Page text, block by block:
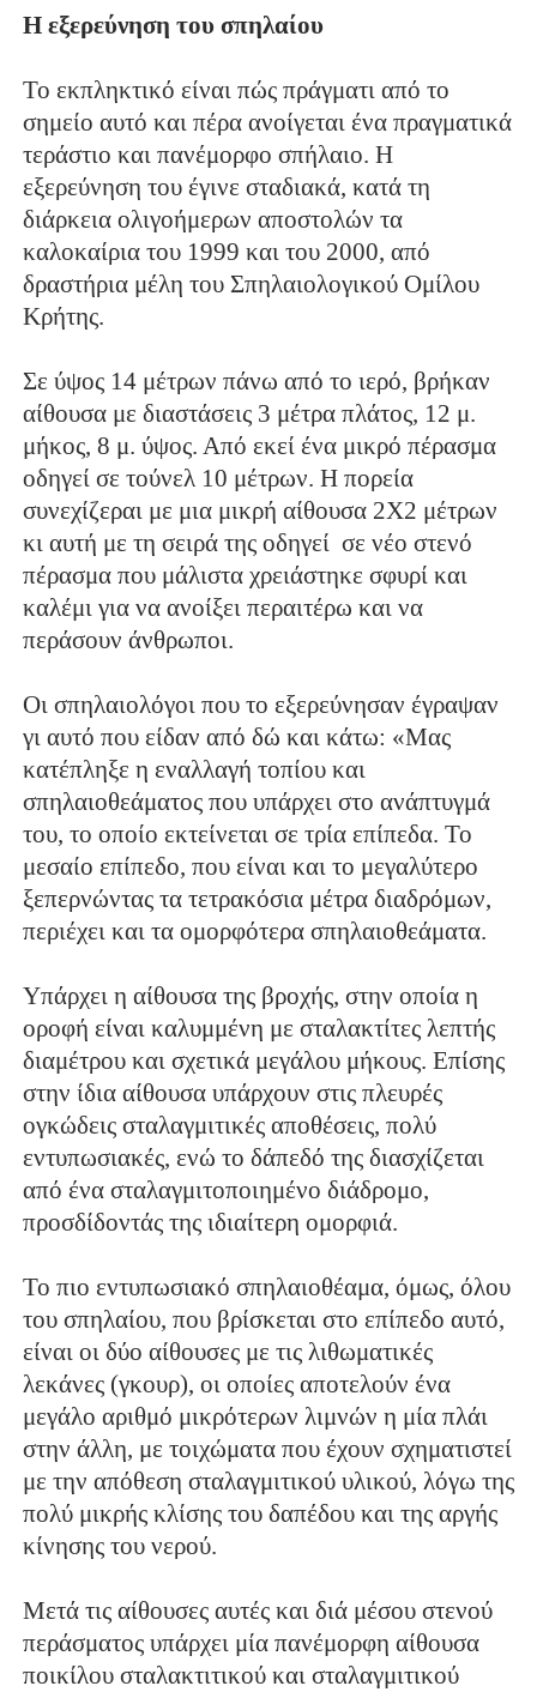
Η εξερεύνηση του σπηλαίου
Το εκπληκτικό είναι πώς πράγματι από το
σημείο αυτό και πέρα ανοίγεται ένα πραγματικά
τεράστιο και πανέμορφο σπήλαιο. Η
εξερεύνηση του έγινε σταδιακά, κατά τη
διάρκεια ολιγοήμερων αποστολών τα
καλοκαίρια του 1999 και του 2000, από
δραστήρια μέλη του Σπηλαιολογικού Ομίλου
Κρήτης.
Σε ύψος 14 μέτρων πάνω από το ιερό, βρήκαν
αίθουσα με διαστάσεις 3 μέτρα πλάτος, 12 μ.
μήκος, 8 μ. ύψος. Από εκεί ένα μικρό πέρασμα
οδηγεί σε τούνελ 10 μέτρων. Η πορεία
συνεχίζεραι με μια μικρή αίθουσα 2Χ2 μέτρων
κι αυτή με τη σειρά της οδηγεί σε νέο στενό
πέρασμα που μάλιστα χρειάστηκε σφυρί και
καλέμι για να ανοίξει περαιτέρω και να
περάσουν άνθρωποι.
Οι σπηλαιολόγοι που το εξερεύνησαν έγραψαν
γι αυτό που είδαν από δώ και κάτω: «Μας
κατέπληξε η εναλλαγή τοπίου και
σπηλαιοθεάματος που υπάρχει στο ανάπτυγμά
του, τo οποίο εκτείνεται σε τρία επίπεδα. Το
μεσαίο επίπεδο, που είναι και τo μεγαλύτερο
ξεπερνώντας τα τετρακόσια μέτρα διαδρόμων,
περιέχει και τα ομορφότερα σπηλαιοθεάματα.
Υπάρχει η αίθουσα της βροχής, στην οποία η
οροφή είναι καλυμμένη με σταλακτίτες λεπτής
διαμέτρου και σχετικά μεγάλου μήκους. Επίσης
στην ίδια αίθουσα υπάρχουν στις πλευρές
ογκώδεις σταλαγμιτικές αποθέσεις, πολύ
εντυπωσιακές, ενώ το δάπεδό της διασχίζεται
από ένα σταλαγμιτοποιημένο διάδρομο,
προσδίδοντάς της ιδιαίτερη ομορφιά.
Το πιο εντυπωσιακό σπηλαιοθέαμα, όμως, όλου
του σπηλαίου, που βρίσκεται στο επίπεδο αυτό,
είναι οι δύο αίθουσες με τις λιθωματικές
λεκάνες (γκουρ), οι οποίες αποτελούν ένα
μεγάλο αριθμό μικρότερων λιμνών η μία πλάι
στην άλλη, με τοιχώματα που έχουν σχηματιστεί
με την απόθεση σταλαγμιτικού υλικού, λόγω της
πολύ μικρής κλίσης του δαπέδου και της αργής
κίνησης του νερού.
Μετά τις αίθουσες αυτές και διά μέσου στενού
περάσματος υπάρχει μία πανέμορφη αίθουσα
ποικίλου σταλακτιτικού και σταλαγμιτικού